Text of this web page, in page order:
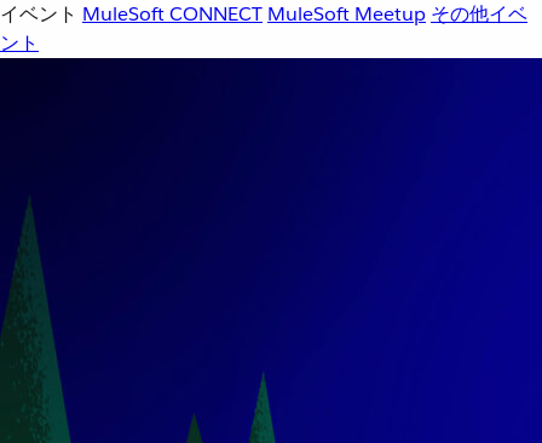
イベント MuleSoft CONNECT MuleSoft Meetup その他イベ
ント